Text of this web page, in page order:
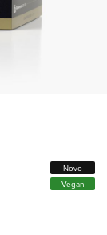
Novo
Vegan